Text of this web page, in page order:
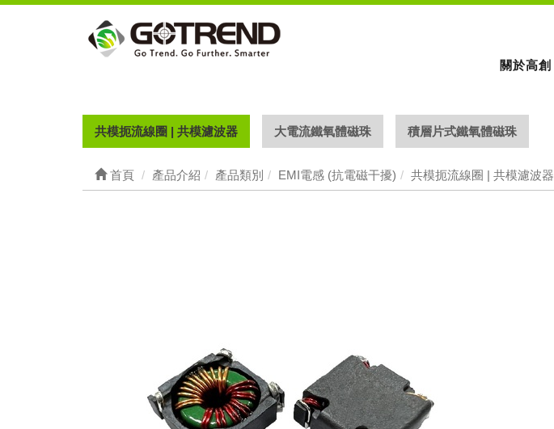
關於高創
共模扼流線圈 | 共模濾波器 大電流鐵氧體磁珠 積層片式鐵氧體磁珠
首頁 產品介紹 產品類別 EMI電感 (抗電磁干擾) 共模扼流線圈 | 共模濾波器